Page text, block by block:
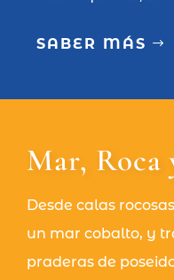
SABER MÁS
Mar, Roca
Desde calas
un mar cobalto, y
praderas de